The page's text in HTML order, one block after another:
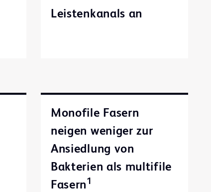
Leistenkanals an
Monofile Fasern
neigen weniger zur
Ansiedlung von
Bakterien als multifile
Fasern1